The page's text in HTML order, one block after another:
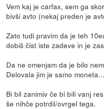
Vem kaj je carfax, sem ga
bivši avto (nekaj preden je
Zato tudi pravim da je teh
dobiš čist iste zadeve in je
Da ne omenjam da je bilo
Delovala jim je samo moneta...
Bi bil zanimiv če bi bili vanj
še nihče potrdil/ovrgel tega.